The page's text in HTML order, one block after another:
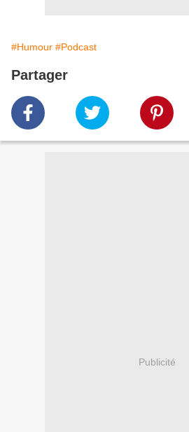
#Humour #Podcast
Partager
Publicité